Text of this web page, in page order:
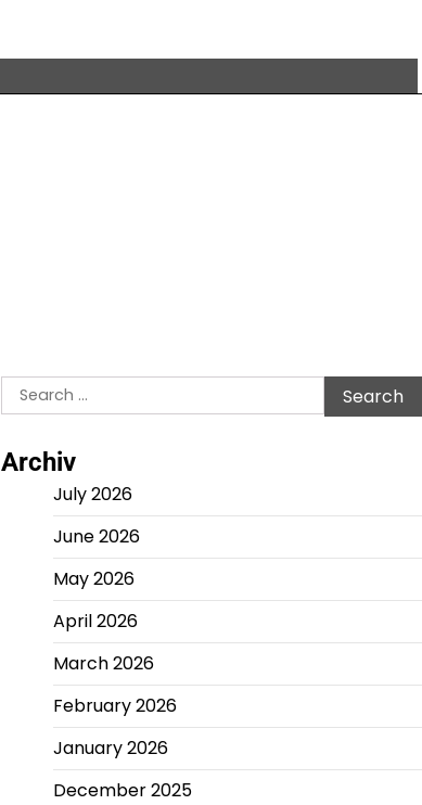
Search
for:
Archiv
July 2026
June 2026
May 2026
April 2026
March 2026
February 2026
January 2026
December 2025